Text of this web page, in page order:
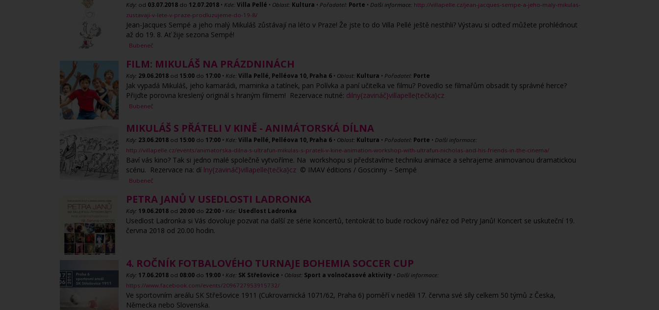
Kdy: od 03.07.2018 do 12.07.2018 • Kde: Villa Pellé • Oblast: Kultura • Pořadatel: Porte • Další informace: http://villapelle.cz/jean-jacques-sempe-a-jeho-maly-mikulas-
zustavaji-v-lete-v-praze-prodluzujeme-do-19-8/
Jean-Jacques Sempé a jeho malý Mikuláš zůstávají na léto v Praze! Že jste to do Villa Pellé ještě nestihli? Výstavu si odteď můžete prohlédnout
až do 19. 8. Ať žije sezona Sempé!
Bubeneč
FILM: MIKULÁŠ NA PRÁZDNINÁCH
Kdy: 29.06.2018 od 15:00 do 17:00 • Kde: Villa Pellé, Pelléova 10, Praha 6 • Oblast: Kultura • Pořadatel: Porte
Jak vypadá Mikuláš, jeho kamarádi, maminka a tatínek, pan Polívka a paní učitelka ve filmu? Povedlo se filmařům obsadit ty správné herce?
Přijďte porovna kreslený originál s hraným filmem! Rezervace nutné: dilny{zavináč}villapelle{tečka}cz
Bubeneč
MIKULÁŠ S PŘÁTELI V KINĚ - ANIMÁTORSKÁ DÍLNA
Kdy: 23.06.2018 od 15:00 do 17:00 • Kde: Villa Pellé, Pelléova 10, Praha 6 • Oblast: Kultura • Pořadatel: Porte • Další informace:
http://villapelle.cz/events/animatorska-dilna-s-ultrafun-mikulas-s-prateli-v-kine-animation-workshop-with-ultrafun-nicholas-and-his-friends-in-the-cinema/
Baví vás kino? Tak si jedno malé společně vytvoříme. Na workshopu si představíme techniku animace a sehrajeme animovanou dramatickou
scénu. Rezervace na: dí lny{zavináč}villapelle{tečka}cz © IMAV éditions / Goscinny – Sempé
Bubeneč
PETRA JANŮ V USEDLOSTI LADRONKA
Kdy: 19.06.2018 od 20:00 do 22:00 • Kde: Usedlost Ladronka
Usedlost Ladronka si Vás dovoluje pozvat na další ze série koncertů, tentokrát to bude rockový nářez od Petry Janů! Koncert se uskuteční 19.
června 2018 od 20.00 hodin.
4. ROČNÍK FOTBALOVÉHO TURNAJE BOHEMIA SOCCER CUP
Kdy: 17.06.2018 od 08:00 do 19:00 • Kde: SK Střešovice • Oblast: Sport a volnočasové aktivity • Další informace:
https://www.facebook.com/events/2096727953915732/
Ve sportovním areálu SK Střešovice 1911 (Cukrovarnická 1071/62, Praha 6) poměří v neděli 17. června své síly celkem 50 týmů z Česka,
Německa nebo Slovenska.